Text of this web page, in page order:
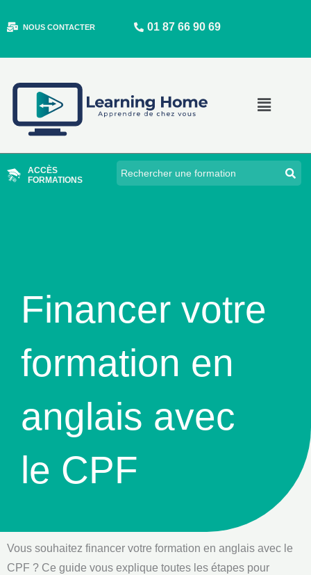
au
NOUS CONTACTER 01 87 66 90 69
Main
ACCÈS
FORMATIONS
Financer votre
formation en
anglais avec
le CPF
Vous souhaitez financer votre formation en anglais avec le
CPF ? Ce guide vous explique toutes les étapes pour